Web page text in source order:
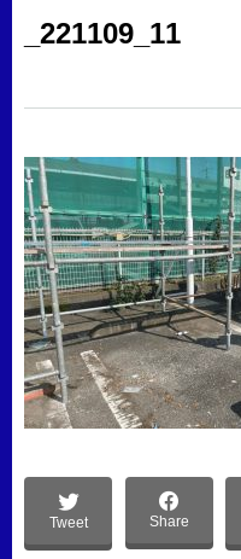
_221109_11
Tweet Share